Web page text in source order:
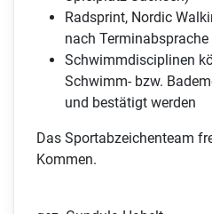
Radsprint, Nordic
nach Terminabsprache
Schwimmdisciplinen
Schwimm- bzw.
und bestätigt werden
Das Sportabzeichenteam
Kommen.